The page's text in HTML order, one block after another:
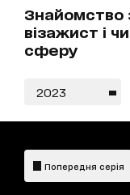
Знайомство
візажист і
сферу
2023
Попередня серія